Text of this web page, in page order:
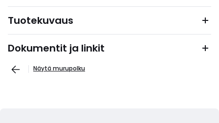
Tuotekuvaus
Dokumentit ja linkit
Näytä murupolku